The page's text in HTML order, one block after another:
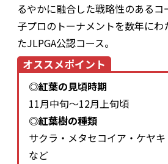
るやかに融合した戦略性のある
子プロのトーナメントを数年にわ
たJLPGA公認コース。
オススメポイント
◎紅葉の見頃時期
11月中旬～12月上旬頃
◎紅葉樹の種類
サクラ・メタセコイア・ケヤ
など